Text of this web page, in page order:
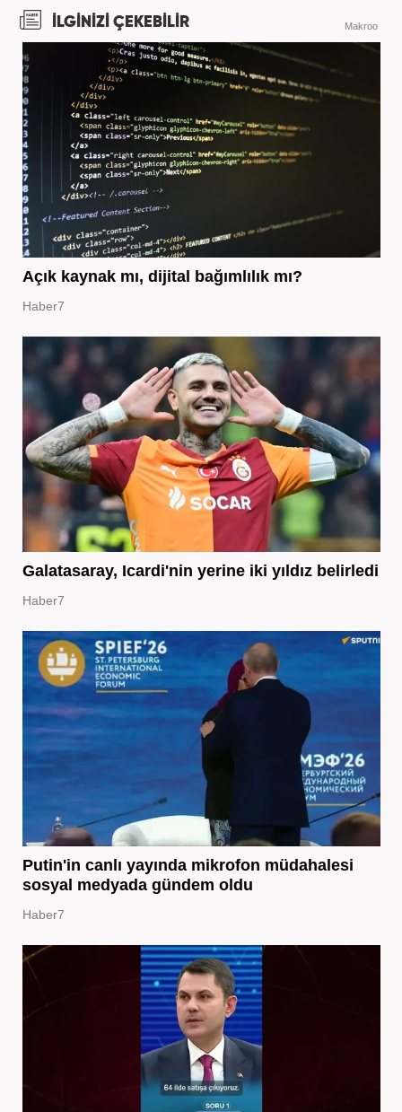
İLGİNİZİ ÇEKEBİLİR Makroo
Açık kaynak mı, dijital bağımlılık mı?
Haber7
Galatasaray, Icardi'nin yerine iki yıldız belirledi
Haber7
Putin'in canlı yayında mikrofon müdahalesi
sosyal medyada gündem oldu
Haber7